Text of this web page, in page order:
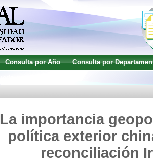
Consulta por Año
Consulta por
La importancia
política exterior
reconciliación